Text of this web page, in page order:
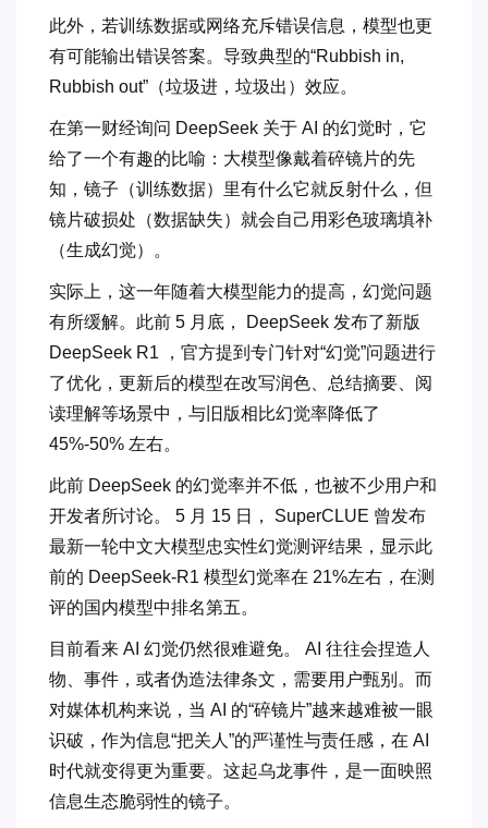
此外，若训练数据或网络充斥错误信息，模型也更
有可能输出错误答案。导致典型的“Rubbish in,
Rubbish out”（垃圾进，垃圾出）效应。
在第一财经询问 DeepSeek 关于 AI 的幻觉时，它
给了一个有趣的比喻：大模型像戴着碎镜片的先
知，镜子（训练数据）里有什么它就反射什么，但
镜片破损处（数据缺失）就会自己用彩色玻璃填补
（生成幻觉）。
实际上，这一年随着大模型能力的提高，幻觉问题
有所缓解。此前 5 月底， DeepSeek 发布了新版
DeepSeek R1 ，官方提到专门针对“幻觉”问题进行
了优化，更新后的模型在改写润色、总结摘要、阅
读理解等场景中，与旧版相比幻觉率降低了
45%-50% 左右。
此前 DeepSeek 的幻觉率并不低，也被不少用户和
开发者所讨论。 5 月 15 日， SuperCLUE 曾发布
最新一轮中文大模型忠实性幻觉测评结果，显示此
前的 DeepSeek-R1 模型幻觉率在 21%左右，在测
评的国内模型中排名第五。
目前看来 AI 幻觉仍然很难避免。 AI 往往会捏造人
物、事件，或者伪造法律条文，需要用户甄别。而
对媒体机构来说，当 AI 的“碎镜片”越来越难被一眼
识破，作为信息“把关人”的严谨性与责任感，在 AI
时代就变得更为重要。这起乌龙事件，是一面映照
信息生态脆弱性的镜子。